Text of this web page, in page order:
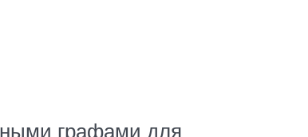
графами для